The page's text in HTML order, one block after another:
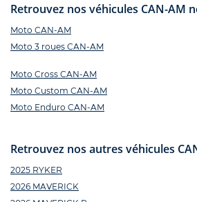
Retrouvez nos véhicules CAN-AM
Moto CAN-AM
Moto 3 roues CAN-AM
Moto Cross CAN-AM
Moto Custom CAN-AM
Moto Enduro CAN-AM
Retrouvez nos autres véhicules
2025 RYKER
2026 MAVERICK